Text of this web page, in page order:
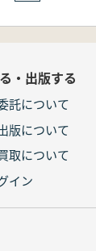
・出版する
託について
版について
取について
イン